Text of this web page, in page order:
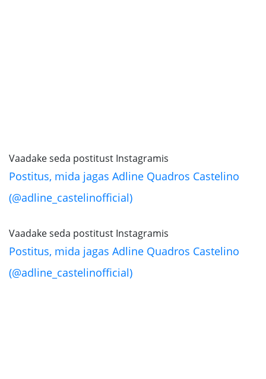
Vaadake seda postitust Instagramis
Postitus, mida jagas Adline Quadros Castelino
(@adline_castelinofficial)
Vaadake seda postitust Instagramis
Postitus, mida jagas Adline Quadros Castelino
(@adline_castelinofficial)